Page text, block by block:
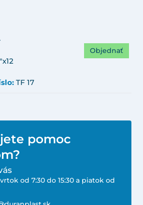
TF 17
Objednať
pomoc
od 7:30 do 15:30 a piatok od